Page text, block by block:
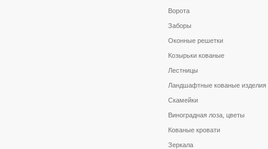
Ворота
Заборы
Оконные решетки
Козырьки кованые
Лестницы
Ландшафтные кованые изделия
Скамейки
Виноградная лоза, цветы
Кованые кровати
Зеркала